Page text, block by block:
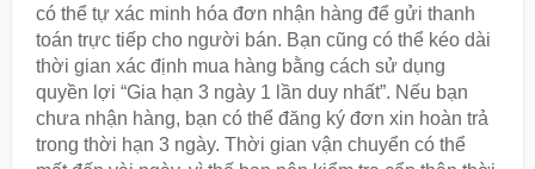
có thể tự xác minh hóa đơn nhận hàng để gửi thanh
toán trực tiếp cho người bán. Bạn cũng có thể kéo dài
thời gian xác định mua hàng bằng cách sử dụng
quyền lợi “Gia hạn 3 ngày 1 lần duy nhất”. Nếu bạn
chưa nhận hàng, bạn có thể đăng ký đơn xin hoàn trả
trong thời hạn 3 ngày. Thời gian vận chuyển có thể